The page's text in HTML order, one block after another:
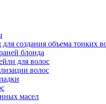
создания объема тонких
блонда
для волос
волос
масел